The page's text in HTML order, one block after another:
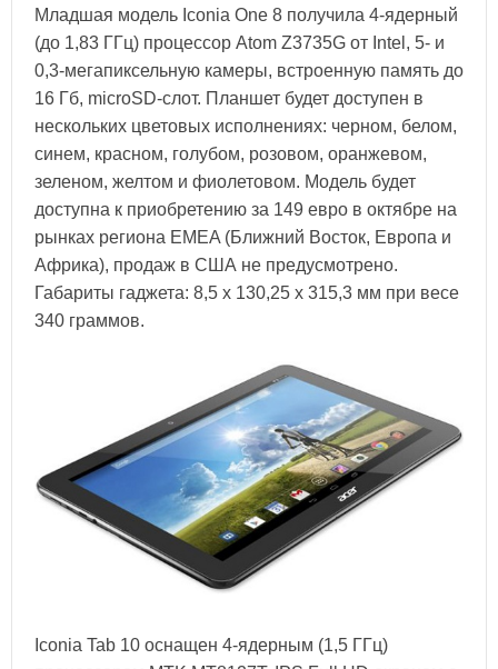
Младшая модель Iconia One 8 получила 4-ядерный
(до 1,83 ГГц) процессор Atom Z3735G от Intel, 5- и
0,3-мегапиксельную камеры, встроенную память до
16 Гб, microSD-слот. Планшет будет доступен в
нескольких цветовых исполнениях: черном, белом,
синем, красном, голубом, розовом, оранжевом,
зеленом, желтом и фиолетовом. Модель будет
доступна к приобретению за 149 евро в октябре на
рынках региона EMEA (Ближний Восток, Европа и
Африка), продаж в США не предусмотрено.
Габариты гаджета: 8,5 х 130,25 х 315,3 мм при весе
340 граммов.
Iconia Tab 10 оснащен 4-ядерным (1,5 ГГц)